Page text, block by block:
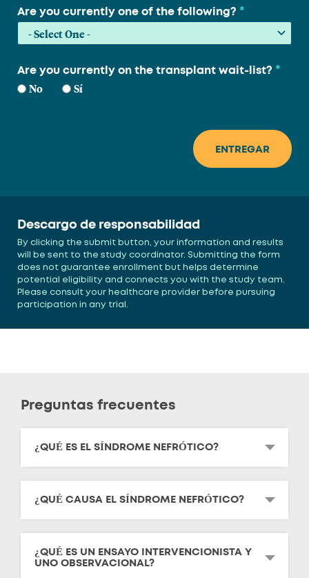
Are you currently one of the following? *
Are you currently on the transplant wait-list? *
No Sí
Descargo de responsabilidad
By clicking the submit button, your information and results
will be sent to the study coordinator. Submitting the form
does not guarantee enrollment but helps determine
potential eligibility and connects you with the study team.
Please consult your healthcare provider before pursuing
participation in any trial.
Preguntas frecuentes
¿QUÉ ES EL SÍNDROME NEFRÓTICO?
¿QUÉ CAUSA EL SÍNDROME NEFRÓTICO?
¿QUÉ ES UN ENSAYO INTERVENCIONISTA Y
UNO OBSERVACIONAL?